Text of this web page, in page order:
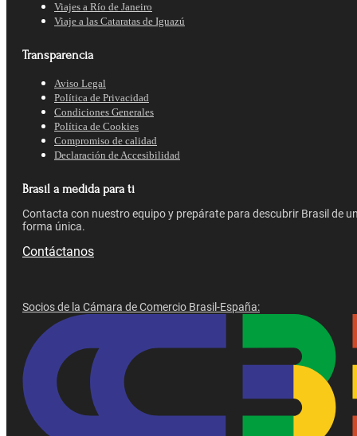
Viajes a Río de Janeiro
Viaje a las Cataratas de Iguazú
Transparencia
Aviso Legal
Política de Privacidad
Condiciones Generales
Política de Cookies
Compromiso de calidad
Declaración de Accesibilidad
Brasil a medida para ti
Contacta con nuestro equipo y prepárate para descubrir Brasil de
forma única.
Contáctanos
Socios de la Cámara de Comercio Brasil-España: